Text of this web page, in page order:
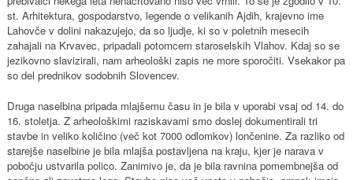
st. Arhitektura, gospodarstvo, legende o velikanih Ajdih, krajevno ime
Lahovče v dolini nakazujejo, da so ljudje, ki so v poletnih mesecih
zahajali na Krvavec, pripadali potomcem staroselskih Vlahov. Kdaj so se
jezikovno slavizirali, nam arheološki zapis ne more sporočiti. Vsekakor pa
so del prednikov sodobnih Slovencev.
Druga naselbina pripada mlajšemu času in je bila v uporabi vsaj od 14. do
16. stoletja. Z arheološkimi raziskavami smo doslej dokumentirali tri
stavbe in veliko količino (več kot 7000 odlomkov) lončenine. Za razliko od
starejše naselbine je bila mlajša postavljena na kraju, kjer je narava v
pobočju ustvarila polico. Zanimivo je, da je bila ravnina pomembnejša od